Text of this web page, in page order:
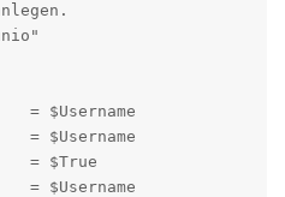
= $Username
= $Username
= $True
= $Username